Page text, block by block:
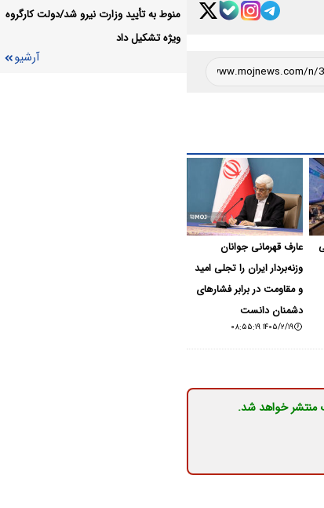
عارف قهرمانی جوانان
وزنه‌بردار ایران را تجلی امید
و مقاومت در برابر فشارهای
دشمنان دانست
۱۴۰۵/۲/۱۹ ۰۸:۵۵:۱۹
منتشر خواهد شد.
منوط به تأیید وزارت نیرو شد/دولت کارگروه
ویژه تشکیل داد
آرشیو